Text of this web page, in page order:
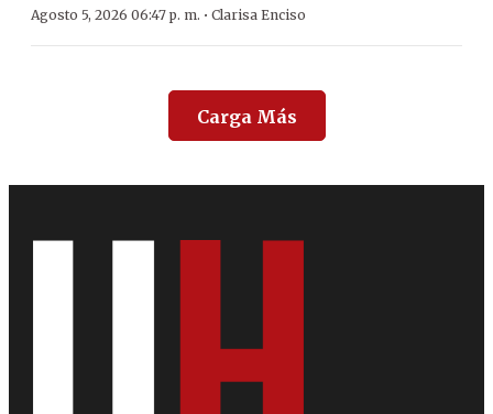
Agosto 5, 2026 06:47 p. m. · Clarisa Enciso
Carga Más